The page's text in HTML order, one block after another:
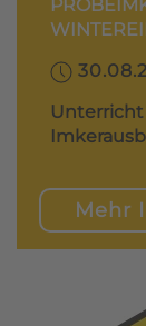
Unterricht
Mehr